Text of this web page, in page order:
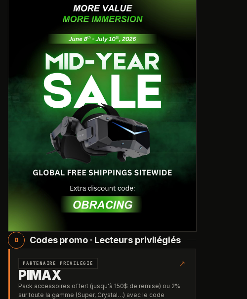
D Codes promo · Lecteurs privilégiés
PARTENAIRE PRIVILÉGIÉ ↗
PIMAX
Pack accessoires offert (jusqu'à 150$ de remise) ou 2%
sur toute la gamme (Super, Crystal…) avec le code